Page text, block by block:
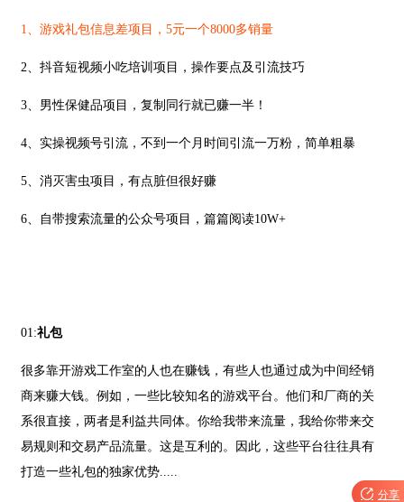
1、 游戏礼包信息差项目，5元一个8000多销量
2、抖音短视频小吃培训项目，操作要点及引流技巧
3、男性保健品项目，复制同行就已赚一半！
4、实操视频号引流，不到一个月时间引流一万粉，简单粗暴
5、消灭害虫项目，有点脏但很好赚
6、自带搜索流量的公众号项目，篇篇阅读10W+
01:礼包
很多靠开游戏工作室的人也在赚钱，有些人也通过成为中间经销
商来赚大钱。例如，一些比较知名的游戏平台。他们和厂商的关
系很直接，两者是利益共同体。你给我带来流量，我给你带来交
易规则和交易产品流量。这是互利的。因此，这些平台往往具有
打造一些礼包的独家优势.....
 分享